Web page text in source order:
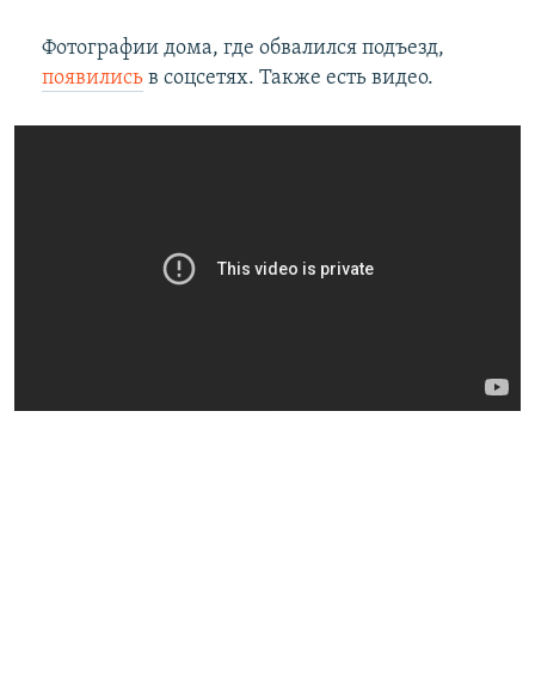
Фотографии дома, где обвалился подъезд,
появилисьв соцсетях. Также есть видео.